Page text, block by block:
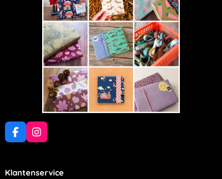
F
a
b
I
n
a
Klantenservice